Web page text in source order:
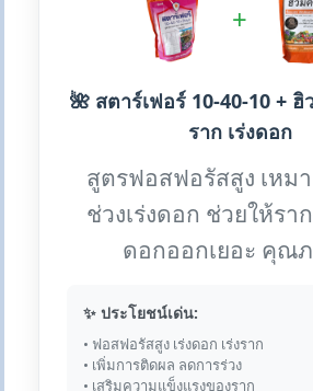
+
🌺 สตาร์เฟอร์ 10-40-10 + ฮิ
ราก เร่งดอก
สูตรฟอสฟอรัสสูง เหม
ช่วงเร่งดอก ช่วยให้รา
ดอกออกเยอะ คุณ
✨ ประโยชน์เด่น:
• ฟอสฟอรัสสูง เร่งดอก เร่งราก
• เพิ่มการติดผล ลดการร่วง
• เสริมความแข็งแรงของราก